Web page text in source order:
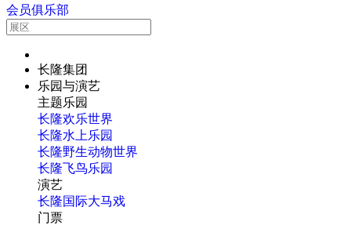
会员俱乐部
长隆集团
乐园与演艺
主题乐园
长隆欢乐世界
长隆水上乐园
长隆野生动物世界
长隆飞鸟乐园
演艺
长隆国际大马戏
门票